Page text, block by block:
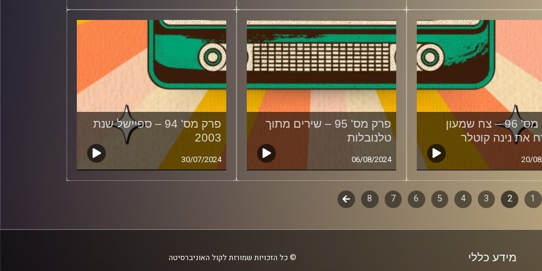
פרק מס' 96 – צח שמעון
את נינה קוטלר
20/
פרק מס' 95 – שירים מתוך
טלנובלות
06/08/2024
פרק מס' 94 – ספיישל שנת
2003
30/07/2024
1
2
3
4
5
6
7
8
לשלב
מידע כללי © כל הזכויות שמורות לקול האוניברסיטה